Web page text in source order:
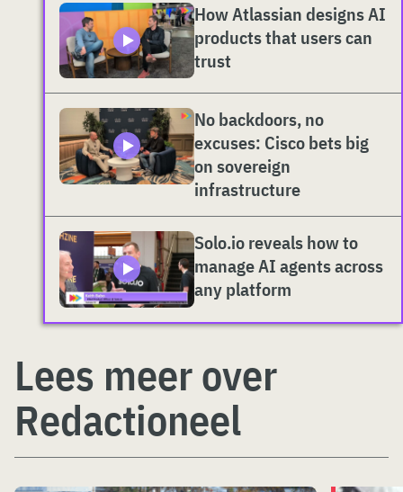
How Atlassian designs AI
products that users can
trust
No backdoors, no
excuses: Cisco bets big
on sovereign
infrastructure
Solo.io reveals how to
manage AI agents across
any platform
Lees meer over
Redactioneel